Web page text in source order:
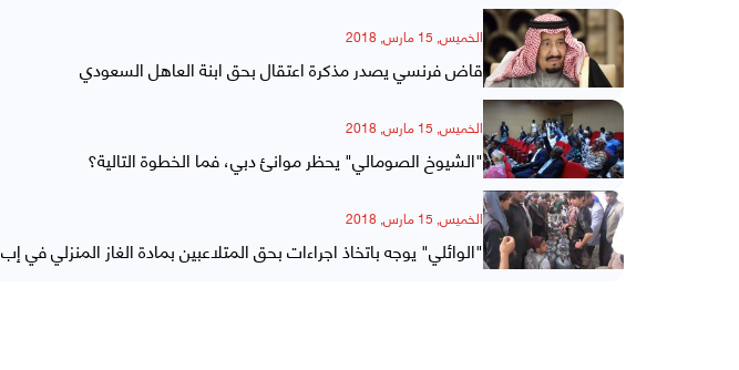
الخميس, 15 مارس, 2018
قاض فرنسي يصدر مذكرة اعتقال بحق ابنة العاهل السعودي
الخميس, 15 مارس, 2018
"الشيوخ الصومالي" يحظر موانئ دبي، فما الخطوة التالية؟
الخميس, 15 مارس, 2018
"الوائلي" يوجه باتخاذ اجراءات بحق المتلاعبين بمادة الغاز المنزلي في إب